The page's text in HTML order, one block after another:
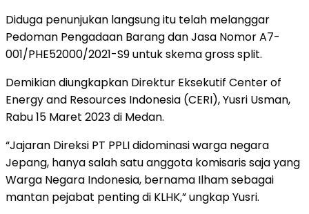
Diduga penunjukan langsung itu telah melanggar
Pedoman Pengadaan Barang dan Jasa Nomor A7-
001/PHE52000/2021-S9 untuk skema gross split.
Demikian diungkapkan Direktur Eksekutif Center of
Energy and Resources Indonesia (CERI), Yusri Usman,
Rabu 15 Maret 2023 di Medan.
“Jajaran Direksi PT PPLI didominasi warga negara
Jepang, hanya salah satu anggota komisaris saja yang
Warga Negara Indonesia, bernama Ilham sebagai
mantan pejabat penting di KLHK,” ungkap Yusri.